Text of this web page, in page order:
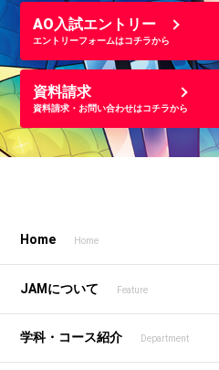
AO入試エントリー
エントリーフォームはコチラから
資料請求
資料請求・お問い合わせはコチラから
Home Home
JAMについて Feature
学科・コース紹介 Department